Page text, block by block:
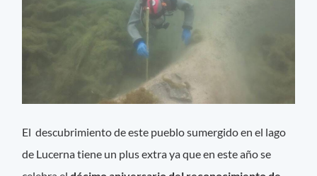
El descubrimiento de este pueblo sumergido en el lago
de Lucerna tiene un plus extra ya que en este año se